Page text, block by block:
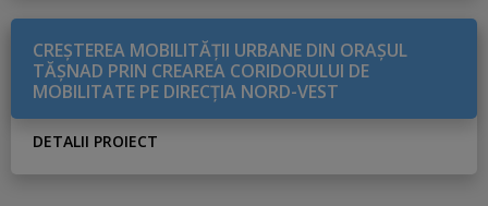
CREŞTEREA MOBILITĂŢII URBANE DIN ORAŞUL
TĂŞNAD PRIN CREAREA CORIDORULUI DE
MOBILITATE PE DIRECŢIA NORD-VEST
DETALII PROIECT